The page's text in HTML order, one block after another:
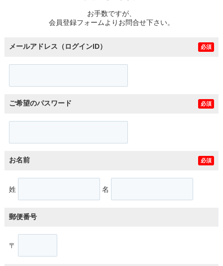
お手数ですが、
会員登録フォームよりお問合せ下さい。
メールアドレス（ログインID） 必須
ご希望のパスワード 必須
お名前 必須
姓 名
郵便番号
〒